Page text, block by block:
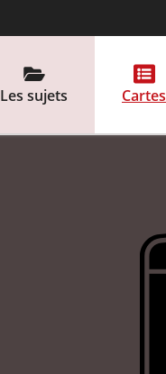
Les sujets Cartes